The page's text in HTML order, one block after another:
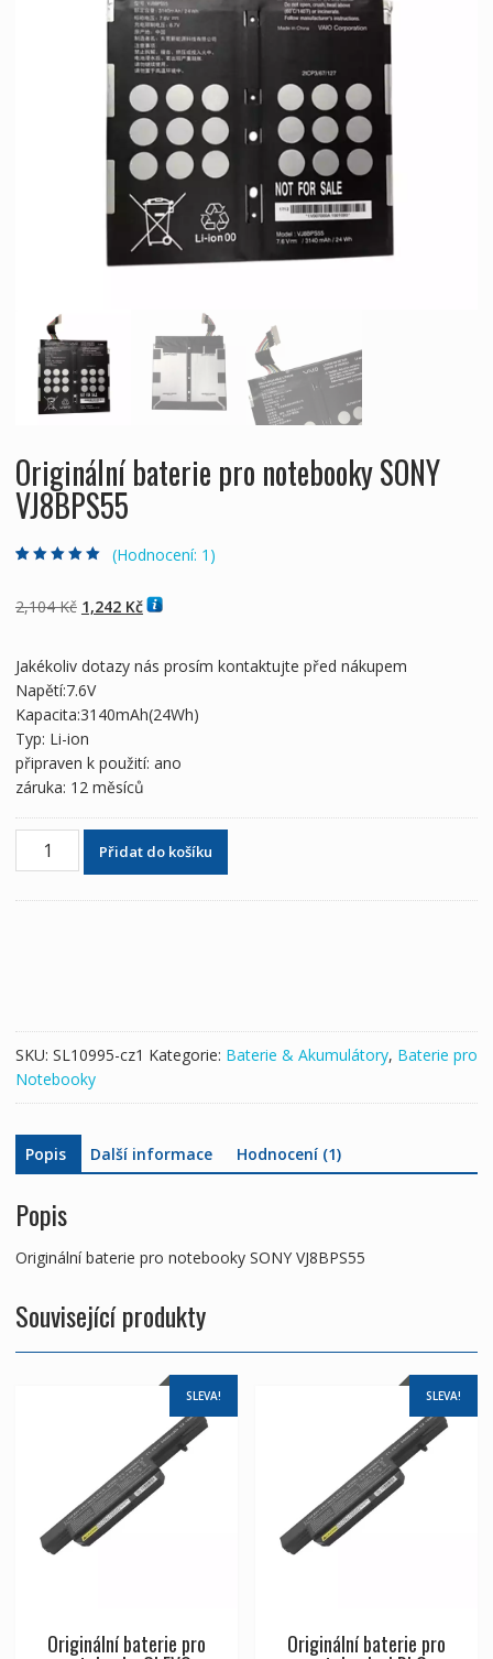
Originální baterie pro notebooky SONY
VJ8BPS55
hodnocení
zákazníka
(Hodnocení: 1 )
2,104Kč Původní
2,104 Kč
1,242 KčAktuální
1,242 Kč
Jakékoliv dotazy nás prosím kontaktujte před nákupem
Napětí:7.6V
Kapacita:3140mAh(24Wh)
Typ: Li-ion
připraven k použití: ano
záruka: 12 měsíců
Originální
Přidat do košíku
SKU: SL10995-cz1 Kategorie: Baterie & Akumulátory, Baterie pro
Notebooky
Popis Další informace Hodnocení (1)
Popis
Originální baterie pro notebooky SONY VJ8BPS55
Související produkty
SLEVA!
Originální baterie pro
SLEVA!
Originální baterie pro